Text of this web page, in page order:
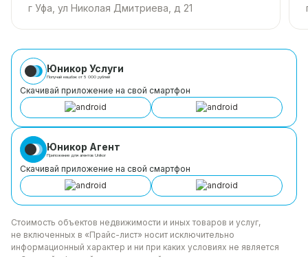
г Уфа, ул Николая Дмитриева, д 21
Юникор Услуги
Получай кешбэк от 5 000 рублей
Скачивай приложение на свой смартфон
Юникор Агент
Приложение для агентов Unikor
Скачивай приложение на свой смартфон
Стоимость объектов недвижимости и иных товаров и услуг,
не включенных в «Прайс-лист» носит исключительно
информационный характер и ни при каких условиях не является